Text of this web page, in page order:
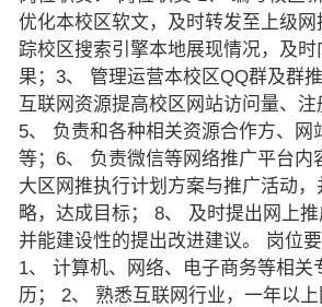
优化本校区软文，及时转发至上级
踪校区搜索引擎本地展现情况，及
果；3、 管理运营本校区QQ群及群
互联网资源提高校区网站访问量、注
5、 负责和各种相关资源合作方、网
等；6、 负责微信等网络推广平台内
大区网推执行计划方案与推广活动
略，达成目标； 8、 及时提出网上推
并能建设性的提出改进建议。 岗位
1、 计算机、网络、电子商务等相关
历； 2、 熟悉互联网行业，一年以